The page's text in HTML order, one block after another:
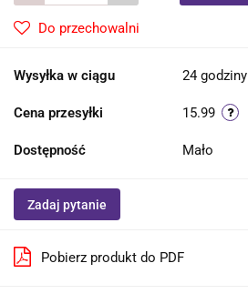
Do przechowalni
Wysyłka w ciągu 24 godziny
Cena przesyłki 15.99
Dostępność Mało
Zadaj pytanie
Pobierz produkt do PDF